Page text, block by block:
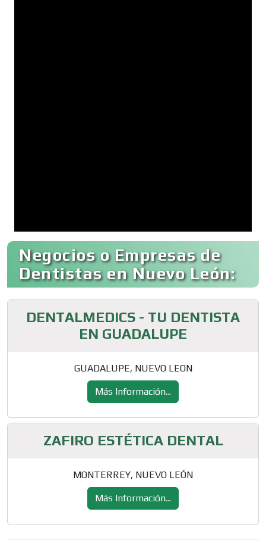
Negocios o Empresas de
Dentistas en Nuevo León:
DENTALMEDICS - TU DENTISTA
EN GUADALUPE
GUADALUPE, NUEVO LEON
Más Información...
ZAFIRO ESTÉTICA DENTAL
MONTERREY, NUEVO LEÓN
Más Información...